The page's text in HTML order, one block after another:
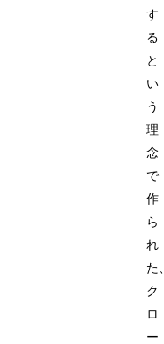
す
る
と
い
う
理
念
で
作
ら
れ
た
ク
ロ
ー